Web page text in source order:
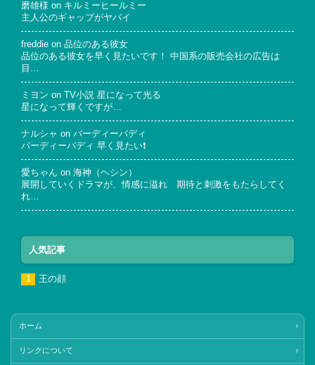
磨雄様 on キルミーヒールミー
主人公のギャップがヤバイ
freddie on 品位のある彼女
品位のある彼女を早く見たいです！ 中国系の販売会社の広告は
目…
ミヨン on
TV小説 星になって光る
星になって輝くですが…
ナルシャ on バーディーバディ
バーディーバディ 早く見たい❗
愛ちゃん on 海神（ヘシン）
展開していくドラマが、情感に溢れ 期待と刺激をもたらしてく
れ…
人気記事
王の顔
ホーム
リンクについて